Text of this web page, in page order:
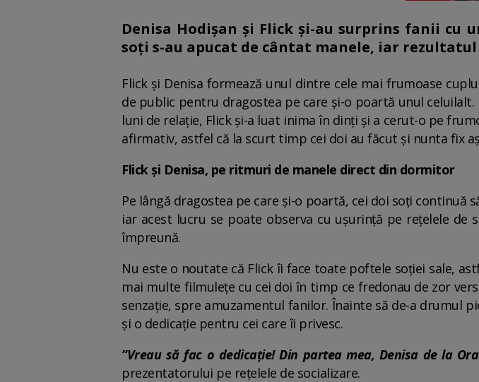
Denisa Hodișan și Flick și-au surprins fanii cu
soți s-au apucat de cântat manele, iar
Flick și Denisa formează unul dintre cele mai frumoase
de public pentru dragostea pe care și-o poartă unul
luni de relație, Flick și-a luat inima în dinți și a cerut-o pe
afirmativ, astfel că la scurt timp cei doi au făcut și nunta fix
Flick și Denisa, pe ritmuri de manele direct din dormitor
Pe lângă dragostea pe care și-o poartă, cei doi soți continuă
iar acest lucru se poate observa cu ușurință pe rețelele de
împreună.
Nu este o noutate că Flick îi face toate poftele soției sale,
mai multe filmulețe cu cei doi în timp ce fredonau de zor
senzație, spre amuzamentul fanilor. Înainte să de-a drumul
și o dedicație pentru cei care îi privesc.
”Vreau să fac o dedicație! Din partea mea, Denisa de la
prezentatorului pe rețelele de socializare.